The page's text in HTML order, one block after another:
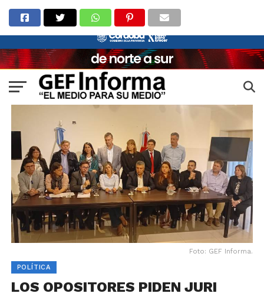
Foto: GEF Informa.
POLÍTICA
LOS OPOSITORES PIDEN JURI